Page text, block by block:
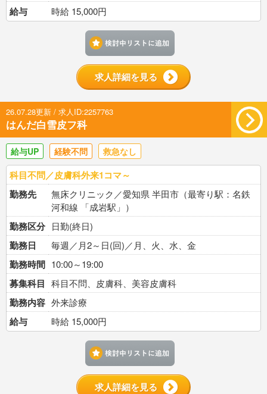
給与 時給 15,000円
求人詳細を見る
26.07.28更新 / 求人ID:2257763
はんだ白雪皮フ科
給与UP 経験不問 救急なし
科目不問／皮膚科外来1コマ～
勤務先
無床クリニック／愛知県 半田市（最寄り駅：名鉄
河和線 「成岩駅」）
勤務区分 日勤(終日)
勤務日 毎週／月2～日(回)／月、火、水、金
勤務時間 10:00～19:00
募集科目 科目不問、皮膚科、美容皮膚科
勤務内容 外来診療
給与 時給 15,000円
求人詳細を見る